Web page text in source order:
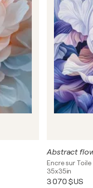
Abstract
Encre sur Toile
35x35in
3 070 $US